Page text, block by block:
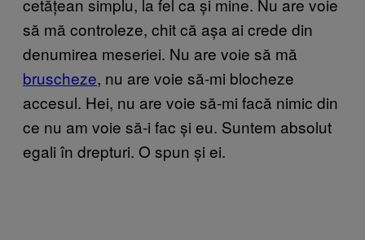
să mă controleze, chit că așa ai crede din
denumirea meseriei. Nu are voie să mă
bruscheze, nu are voie să-mi blocheze
accesul. Hei, nu are voie să-mi facă nimic din
ce nu am voie să-i fac și eu. Suntem absolut
egali în drepturi. O spun și ei.